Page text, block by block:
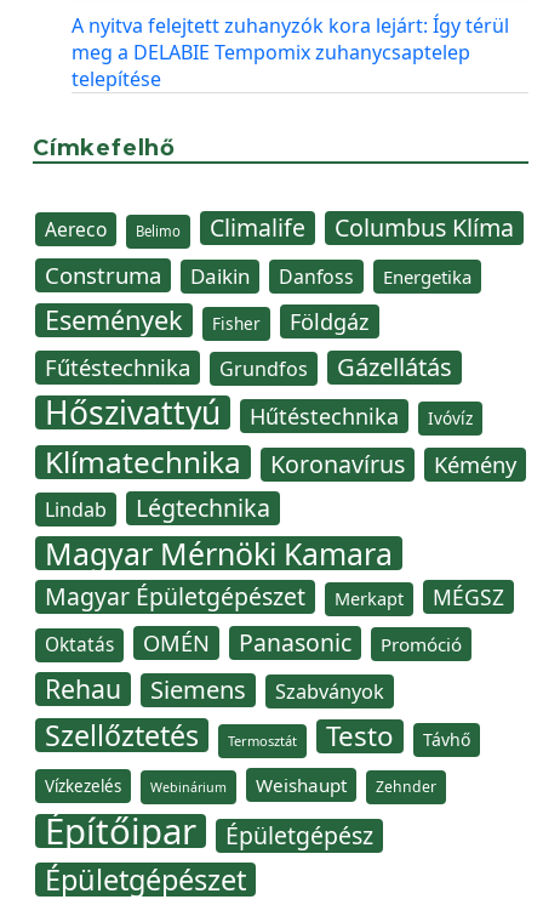
A nyitva felejtett zuhanyzók kora lejárt: Így térül
meg a DELABIE Tempomix zuhanycsaptelep
telepítése
Címkefelhő
Aereco Belimo Climalife Columbus Klíma
Construma Daikin Danfoss Energetika
Események Fisher Földgáz
Fűtéstechnika Grundfos Gázellátás
Hőszivattyú Hűtéstechnika Ivóvíz
Klímatechnika Koronavírus Kémény
Lindab Légtechnika
Magyar Mérnöki Kamara
Magyar Épületgépészet Merkapt MÉGSZ
Oktatás OMÉN Panasonic Promóció
Rehau Siemens Szabványok
Szellőztetés Termosztát Testo Távhő
Vízkezelés Webinárium Weishaupt Zehnder
Építőipar Épületgépész
Épületgépészet